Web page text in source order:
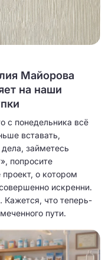
Майорова
на наши
с понедельника всё
вставать,
займетесь
попросите
о котором
искренни.
Кажется, что теперь-
пути.